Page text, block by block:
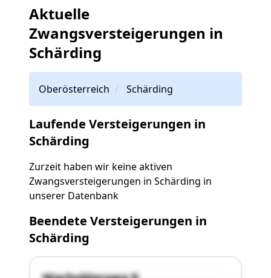
Aktuelle
Zwangsversteigerungen in
Schärding
Oberösterreich Schärding
Laufende Versteigerungen in
Schärding
Zurzeit haben wir keine aktiven
Zwangsversteigerungen in Schärding in
unserer Datenbank
Beendete Versteigerungen in
Schärding